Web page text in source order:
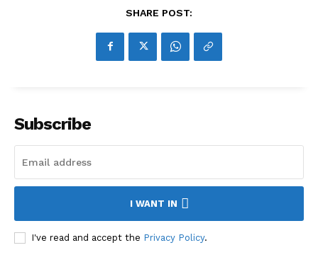
SHARE POST:
Subscribe
I WANT IN
I've read and accept the Privacy Policy.